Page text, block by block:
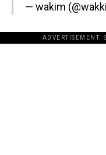
— wakim
ADVERTISEMENT.